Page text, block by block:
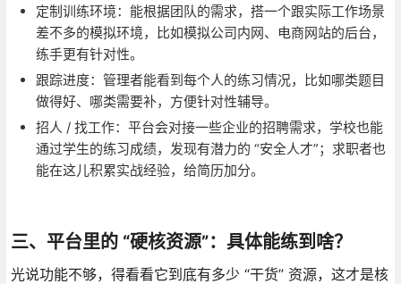
定制训练环境：能根据团队的需求，搭一个跟实际工作场景
差不多的模拟环境，比如模拟公司内网、电商网站的后台，
练手更有针对性。
跟踪进度：管理者能看到每个人的练习情况，比如哪类题目
做得好、哪类需要补，方便针对性辅导。
招人 / 找工作：平台会对接一些企业的招聘需求，学校也能
通过学生的练习成绩，发现有潜力的 “安全人才”；求职者也
能在这儿积累实战经验，给简历加分。
三、平台里的 “硬核资源”：具体能练到啥？
光说功能不够，得看看它到底有多少 “干货” 资源，这才是核